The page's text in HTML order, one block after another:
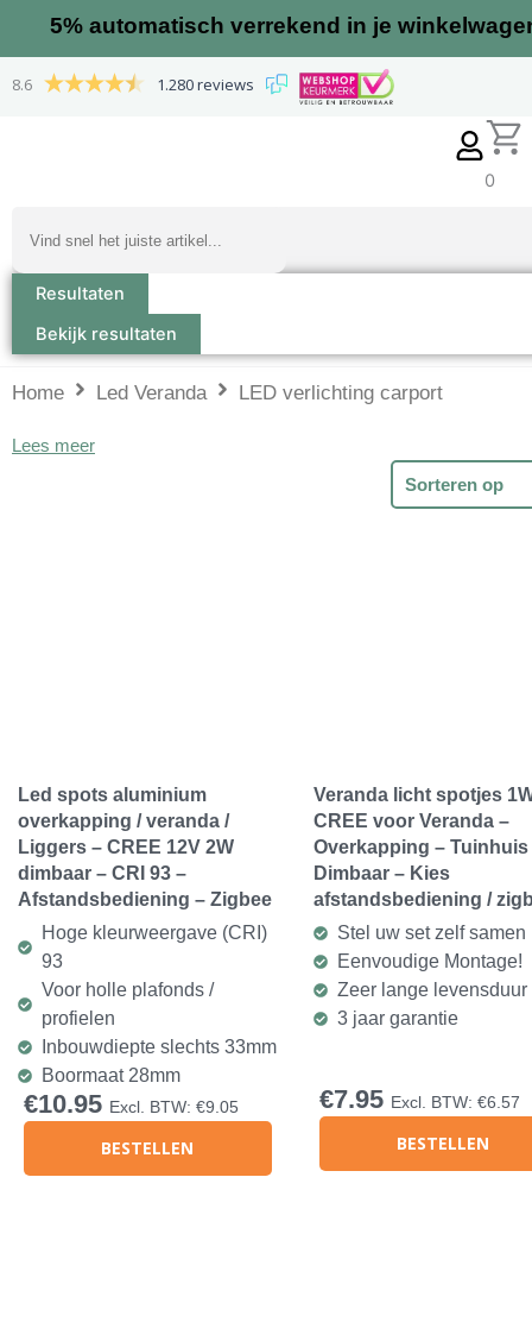
inhoud
5% automatisch verrekend in je
8.6 1.280 reviews
Resultaten
Bekijk resultaten
0
Home Led Veranda LED verlichting carport
Lees meer
Led spots aluminium
overkapping / veranda /
Liggers – CREE 12V 2W
dimbaar – CRI 93 –
Afstandsbediening – Zigbee
Hoge kleurweergave (CRI)
93
Voor holle plafonds /
profielen
Inbouwdiepte slechts 33mm
Boormaat 28mm
€10.95 Excl. BTW: €9.05
BESTELLEN
Veranda licht spotjes
CREE voor Veranda –
Overkapping – Tuinhuis
Dimbaar – Kies
afstandsbediening /
Stel uw set zelf samen
Eenvoudige Montage!
Zeer lange levensduur
3 jaar garantie
€7.95 Excl. BTW: €6.57
BESTELLEN